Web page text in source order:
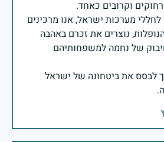
מערכות ישראל, אנו מרכינים
נוצרים את זכרם באהבה
של נחמה למשפחותיהם
לבסס את ביטחונה של ישראל